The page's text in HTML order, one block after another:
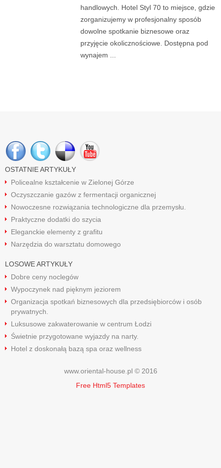
handlowych. Hotel Styl 70 to miejsce, gdzie
zorganizujemy w profesjonalny sposób
dowolne spotkanie biznesowe oraz
przyjęcie okolicznościowe. Dostępna pod
wynajem ...
OSTATNIE ARTYKUŁY
Policealne kształcenie w Zielonej Górze
Oczyszczanie gazów z fermentacji organicznej
Nowoczesne rozwiązania technologiczne dla przemysłu.
Praktyczne dodatki do szycia
Eleganckie elementy z grafitu
Narzędzia do warsztatu domowego
LOSOWE ARTYKUŁY
Dobre ceny noclegów
Wypoczynek nad pięknym jeziorem
Organizacja spotkań biznesowych dla przedsiębiorców i osób
prywatnych.
Luksusowe zakwaterowanie w centrum Łodzi
Świetnie przygotowane wyjazdy na narty.
Hotel z doskonałą bazą spa oraz wellness
www.oriental-house.pl © 2016
Free Html5 Templates